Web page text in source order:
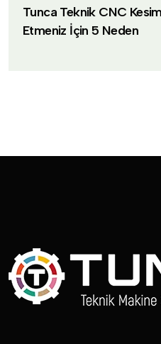
Tunca Teknik CNC
Etmeniz İçin 5 Neden